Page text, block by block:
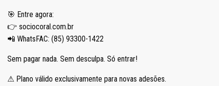
🎯 Entre agora:
👉 sociocoral.com.br
📲 WhatsFAC: (85) 93300-1422
Sem pagar nada. Sem desculpa. Só entrar!
⚠ Plano válido exclusivamente para novas adesões.